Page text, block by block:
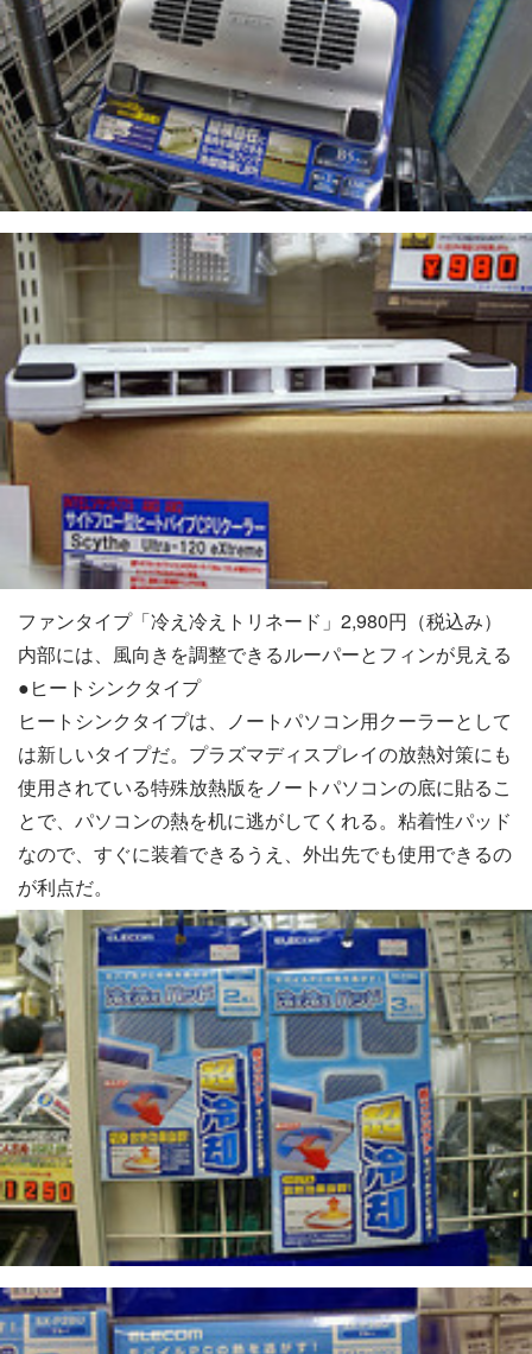
ファンタイプ「冷え冷えトリネード」2,980円（税込み）
内部には、風向きを調整できるルーパーとフィンが見える
●ヒートシンクタイプ
ヒートシンクタイプは、ノートパソコン用クーラーとして
は新しいタイプだ。プラズマディスプレイの放熱対策にも
使用されている特殊放熱版をノートパソコンの底に貼るこ
とで、パソコンの熱を机に逃がしてくれる。粘着性パッド
なので、すぐに装着できるうえ、外出先でも使用できるの
が利点だ。